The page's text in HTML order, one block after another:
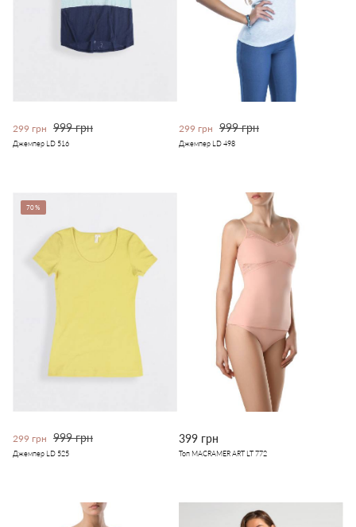
299 грн 999 грн
Джемпер LD 516
299 грн 999 грн
Джемпер LD 498
70%
299 грн 999 грн
Джемпер LD 525
399 грн
Топ MACRAMER ART LT 772